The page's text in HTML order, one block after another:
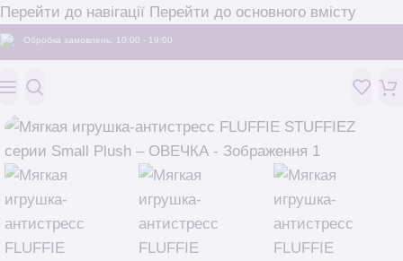
Перейти до навігації Перейти до основного вмісту
Обробка замовлень: 10:00 - 19:00